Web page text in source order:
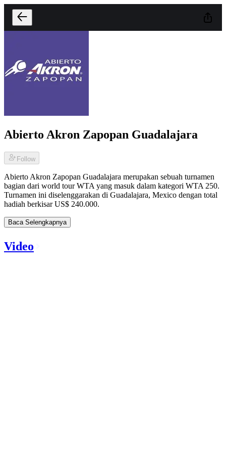
Abierto Akron Zapopan Guadalajara
Follow
Abierto Akron Zapopan Guadalajara merupakan sebuah turnamen
bagian dari world tour WTA yang masuk dalam kategori WTA 250.
Turnamen ini diselenggarakan di Guadalajara, Mexico dengan total
hadiah berkisar US$ 240.000.
Baca Selengkapnya
Video